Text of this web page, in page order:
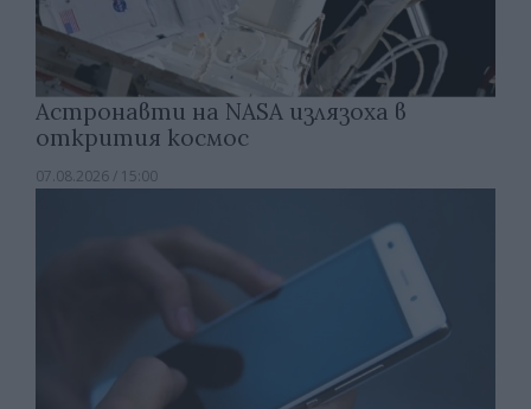
Астронавти на NASA излязоха в
открития космос
07.08.2026 / 15:00